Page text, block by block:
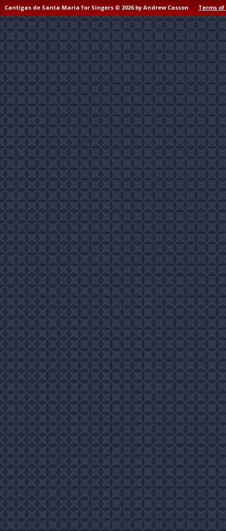
Cantigas de Santa Maria for Singers © 2026 by Andrew Casson Terms of